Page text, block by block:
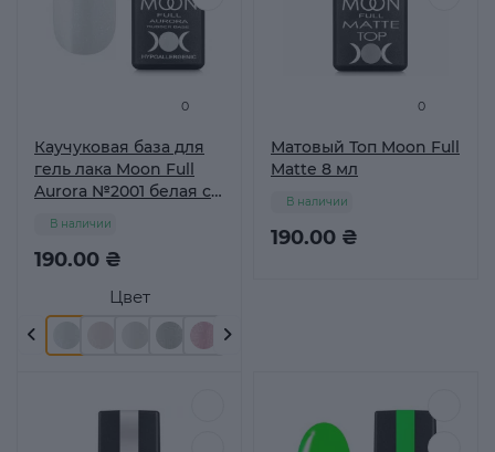
0
Каучуковая база для
гель лака Moon Full
Aurora №2001 белая с
Цвет
190.00 ₴
В наличии
0
Матовый Топ Moon Full
Matte 8 мл
190.00 ₴
В наличии